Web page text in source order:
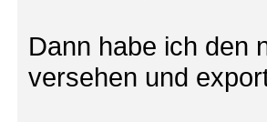
Dann habe ich den
versehen und